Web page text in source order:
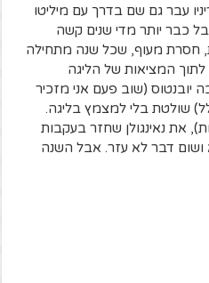
עבר גם שם בדרך עם מיליטו
כבר יותר מדי שנים קשה
חסרת מעוף, שכל שנה מתחילה
המציאות של הליגה
יובנטוס (שוב פעם אני מזכיר
שולטת בלי למצמץ בליגה.
את נאינגולן שחזר בעקבות
ושום דבר לא עזר. אבל השנה